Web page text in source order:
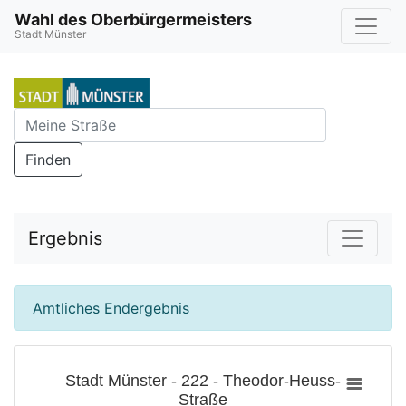
Wahl des Oberbürgermeisters
Stadt Münster
Finden
Ergebnis
Amtliches Endergebnis
Stadt Münster - 222 - Theodor-Heuss-
Straße